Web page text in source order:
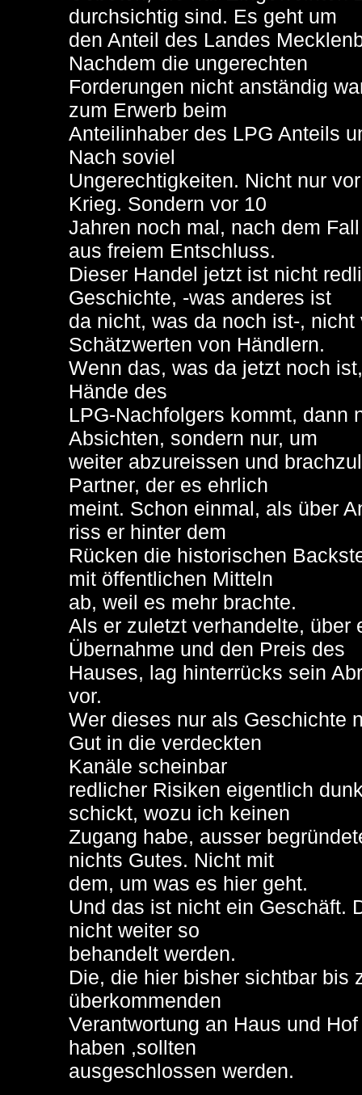
durchsichtig sind. Es geht um
den Anteil des Landes
Nachdem die ungerechten
Forderungen nicht anständig
zum Erwerb beim
Anteilinhaber des LPG Anteils
Nach soviel
Ungerechtigkeiten. Nicht nur
Krieg. Sondern vor 10
Jahren noch mal, nach dem
aus freiem Entschluss.
Dieser Handel jetzt ist nicht
Geschichte, -was anderes ist
da nicht, was da noch ist-,
Schätzwerten von Händlern.
Wenn das, was da jetzt noch
Hände des
LPG-Nachfolgers kommt, dann
Absichten, sondern nur, um
weiter abzureissen und
Partner, der es ehrlich
meint. Schon einmal, als über
riss er hinter dem
Rücken die historischen
mit öffentlichen Mitteln
ab, weil es mehr brachte.
Als er zuletzt verhandelte, über
Übernahme und den Preis des
Hauses, lag hinterrücks sein
vor.
Wer dieses nur als Geschichte
Gut in die verdeckten
Kanäle scheinbar
redlicher Risiken eigentlich
schickt, wozu ich keinen
Zugang habe, ausser
nichts Gutes. Nicht mit
dem, um was es hier geht.
Und das ist nicht ein Geschäft.
nicht weiter so
behandelt werden.
Die, die hier bisher sichtbar bis
überkommenden
Verantwortung an Haus und
haben ,sollten
ausgeschlossen werden.